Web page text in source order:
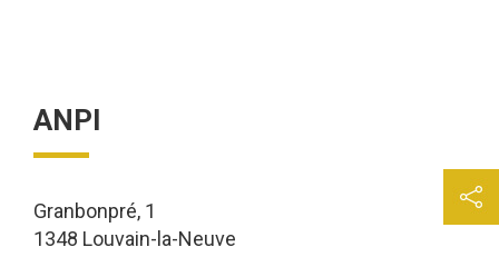
ANPI
Granbonpré, 1
1348 Louvain-la-Neuve